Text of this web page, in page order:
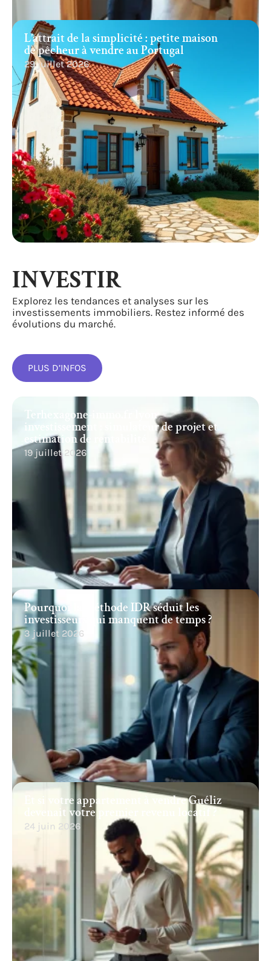
L’attrait de la simplicité : petite maison
de pêcheur à vendre au Portugal
29 juillet 2026
Terhexagone-immo.fr lyon
investissement : simulateur de projet et
estimation de rentabilité
19 juillet 2026
Pourquoi la méthode IDR séduit les
investisseurs qui manquent de temps ?
3 juillet 2026
Et si votre appartement à vendre Guéliz
devenait votre premier revenu locatif ?
24 juin 2026
INVESTIR
Explorez les tendances et analyses sur les
investissements immobiliers. Restez informé des
évolutions du marché.
PLUS D’INFOS